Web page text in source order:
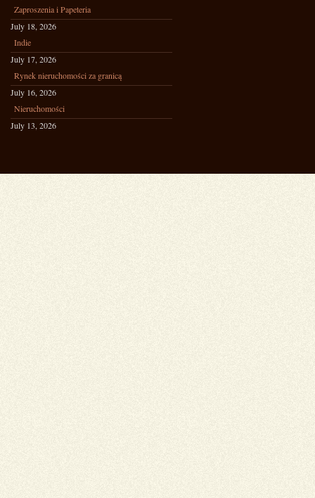
Zaproszenia i Papeteria
July 18, 2026
Indie
July 17, 2026
Rynek nieruchomości za granicą
July 16, 2026
Nieruchomości
July 13, 2026